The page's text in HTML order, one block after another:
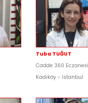
Tuba TUĞUT
Cadde 360 Eczanesi
Kadıköy - İstanbul